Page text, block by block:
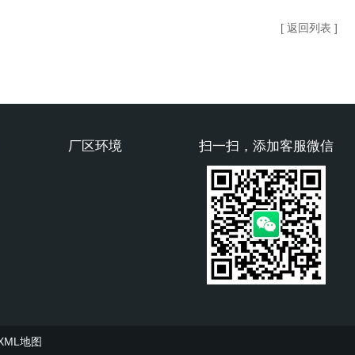
[ 返回列表 ]
扫一扫，添加客服微信
厂区环境
地图